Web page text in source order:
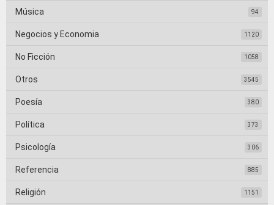
Música 94
Negocios y Economia 1120
No Ficción 1058
Otros 3545
Poesía 380
Política 373
Psicología 306
Referencia 885
Religión 1151